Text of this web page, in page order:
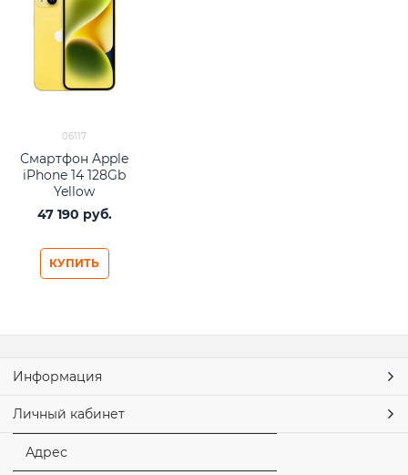
06117
Смартфон Apple
iPhone 14 128Gb
Yellow
47 190 руб.
КУПИТЬ
Информация
Личный кабинет
Адрес